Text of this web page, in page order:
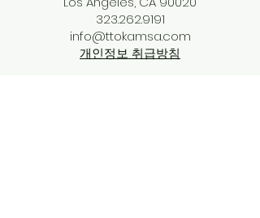
323.262.9191
info@ttokamsa.com
개인정보 취급방침